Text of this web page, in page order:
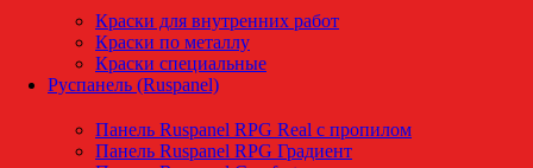
Краски для внутренних работ
Краски по металлу
Краски специальные
Руспанель (Ruspanel)
Панель Ruspanel RPG Real с пропилом
Панель Ruspanel RPG Градиент